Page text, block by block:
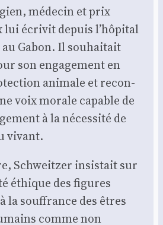
méde­cin et prix
lui écri­vit depuis l’hôpital
Gabon. Il sou­hai­tait
son enga­ge­ment en
ani­male et recon­
voix morale capable de
à la néces­si­té de
vivant.
Schweit­zer insis­tait sur
éthique des figures
la souf­france des êtres
comme non